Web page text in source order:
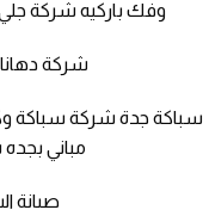
وفك باركيه شركة
شركة
سباكة جدة شركة سباكة
مباني
صيانة